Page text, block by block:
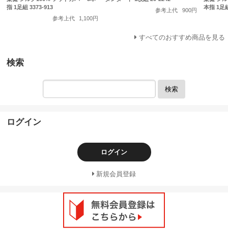
指 1足組 3373-913
参考上代
1,100円
参考上代
900円
本指 1足
すべてのおすすめ商品を見る
検索
検索
ログイン
ログイン
新規会員登録